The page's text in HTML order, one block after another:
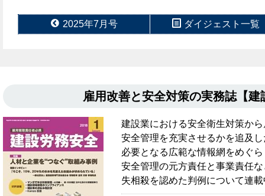
2025年7月号 ダイジェスト一覧
雇用改善と安全対策の実務誌
建設業における安全衛生対策か
安全管理を充実させるかを追及
必要となる広範な情報網をめぐ
安全管理の元方責任と事業責任
失相殺を認めた判例について連